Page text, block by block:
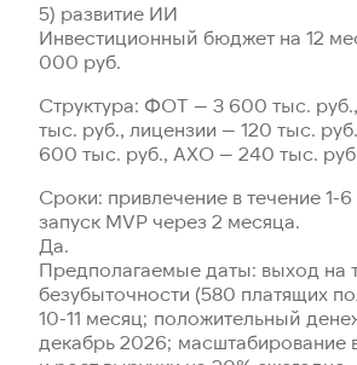
5) развитие ИИ
Инвестиционный бюджет на 12
000 руб.
Структура: ФОТ — 3 600 тыс.
тыс. руб., лицензии — 120 тыс.
600 тыс. руб., АХО — 240 тыс.
Сроки: привлечение в течение 1-
запуск MVP через 2 месяца.
Да.
Предполагаемые даты: выход на
безубыточности (580 платящих
10-11 месяц; положительный
декабрь 2026; масштабирование